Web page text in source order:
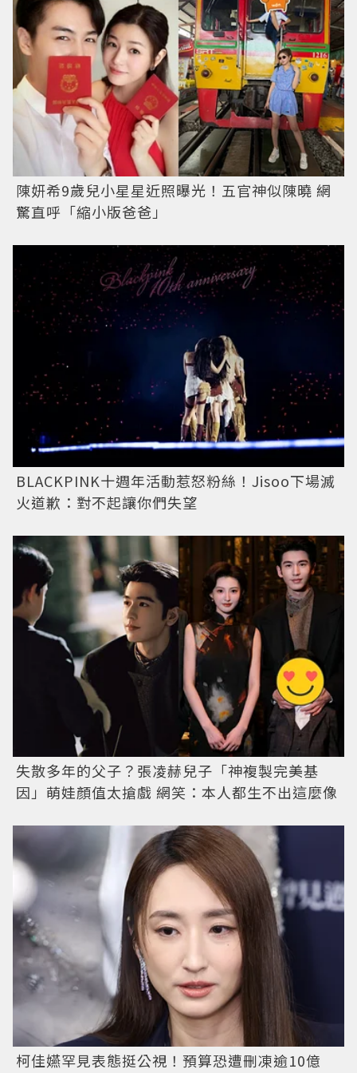
陳妍希9歲兒小星星近照曝光！五官神似陳曉 網
驚直呼「縮小版爸爸」
BLACKPINK十週年活動惹怒粉絲！Jisoo下場滅
火道歉：對不起讓你們失望
失散多年的父子？張凌赫兒子「神複製完美基
因」萌娃顏值太搶戲 網笑：本人都生不出這麼像
柯佳嬿罕見表態挺公視！預算恐遭刪凍逾10億